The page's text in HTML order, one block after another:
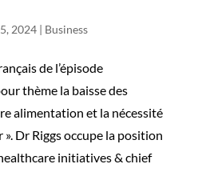
2024| Business
de l’épisode
thème la baisse des
alimentation et la nécessité
Dr Riggs occupe la position
initiatives & chief